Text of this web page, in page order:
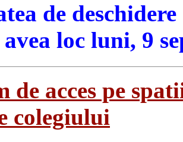
de
loc luni, 9
de acces pe
colegiului